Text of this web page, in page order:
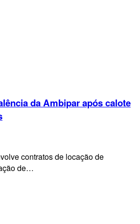
da Ambipar após calote
contratos de locação de
de…